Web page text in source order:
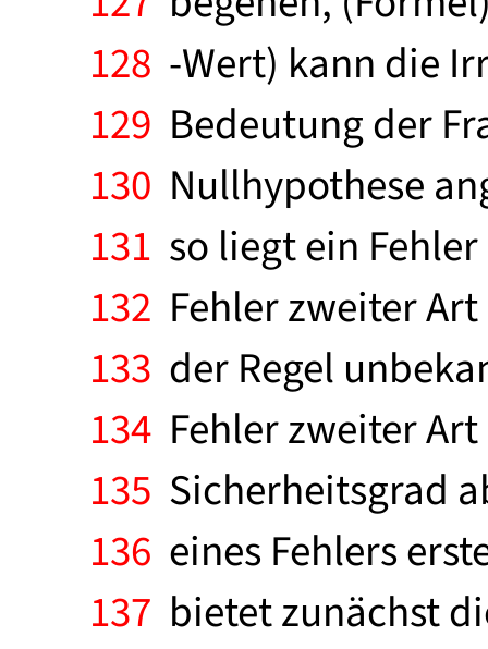
128 -Wert) kann die
129 Bedeutung der
130 Nullhypothese
131 so liegt ein
132 Fehler zweiter
133 der Regel
134 Fehler zweiter
135 Sicherheitsgrad
136 eines Fehlers
137 bietet zunächst